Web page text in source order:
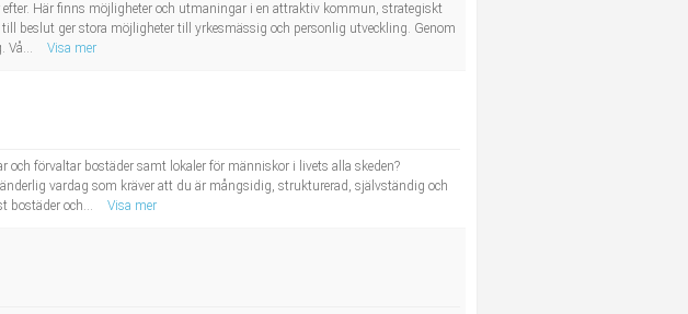
Här finns möjligheter och utmaningar i en attraktiv kommun, strategiskt
beslut ger stora möjligheter till yrkesmässig och personlig utveckling. Genom
Vå...
Visa mer
förvaltar bostäder samt lokaler för människor i livets alla skeden?
vardag som kräver att du är mångsidig, strukturerad, självständig och
bostäder och...
Visa mer